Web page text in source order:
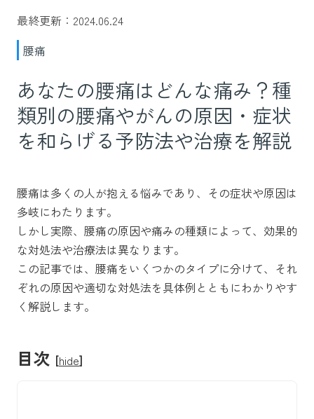
最終更新：2024.06.24
腰痛
あなたの腰痛はどんな痛み？種
類別の腰痛やがんの原因・症状
を和らげる予防法や治療を解説
腰痛は多くの人が抱える悩みであり、その症状や原因は
多岐にわたります。
しかし実際、腰痛の原因や痛みの種類によって、効果的
な対処法や治療法は異なります。
この記事では、腰痛をいくつかのタイプに分けて、それ
ぞれの原因や適切な対処法を具体例とともにわかりやす
く解説します。
目次 [hide]